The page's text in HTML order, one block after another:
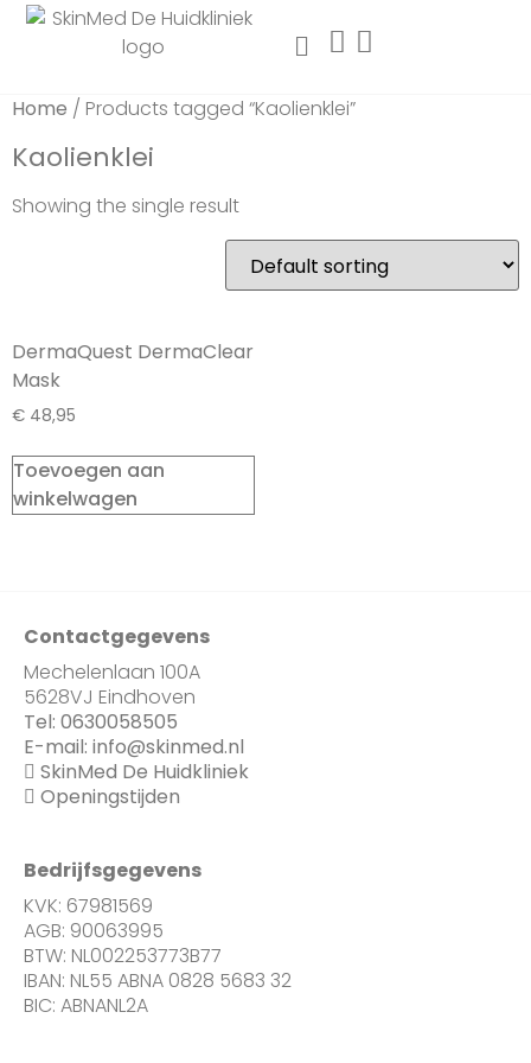
Home / Products tagged “Kaolienklei”
Kaolienklei
Showing the single result
DermaQuest DermaClear
Mask
€ 48,95
Toevoegen aan
winkelwagen
Contactgegevens
Mechelenlaan 100A
5628VJ Eindhoven
Tel: 0630058505
E-mail: info@skinmed.nl
SkinMed De Huidkliniek
Openingstijden
Bedrijfsgegevens
KVK: 67981569
AGB: 90063995
BTW: NL002253773B77
IBAN: NL55 ABNA 0828 5683 32
BIC: ABNANL2A